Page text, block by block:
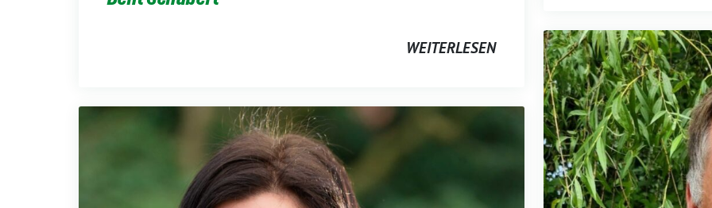
WEITERLESEN